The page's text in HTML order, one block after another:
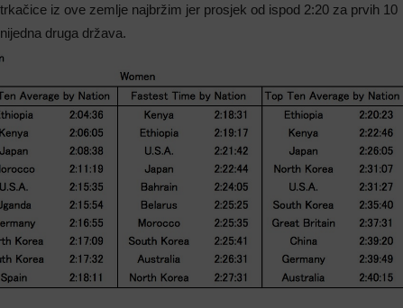
iz ove zemlje najbržim jer prosjek od ispod 2:20 za prvih 10
druga država.